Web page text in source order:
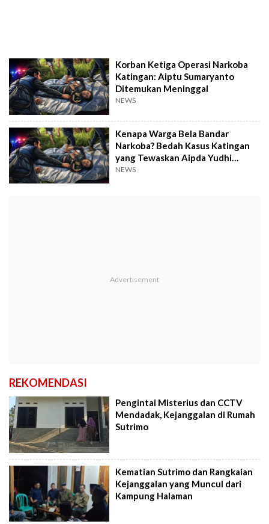
Korban Ketiga Operasi Narkoba
Katingan: Aiptu Sumaryanto
Ditemukan Meninggal
NEWS
Kenapa Warga Bela Bandar
Narkoba? Bedah Kasus Katingan
yang Tewaskan Aipda Yudhi
Perdana
NEWS
REKOMENDASI
Pengintai Misterius dan CCTV
Mendadak, Kejanggalan di Rumah
Sutrimo
Kematian Sutrimo dan Rangkaian
Kejanggalan yang Muncul dari
Kampung Halaman